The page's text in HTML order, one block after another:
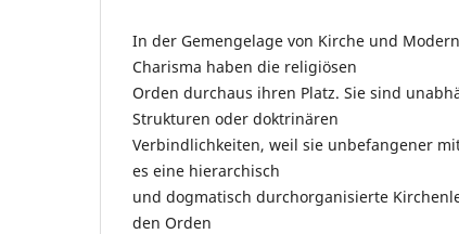
In der Gemengelage von Kirche und
Charisma haben die religiösen
Orden durchaus ihren Platz. Sie sind
Strukturen oder doktrinären
Verbindlichkeiten, weil sie unbefangener
es eine hierarchisch
und dogmatisch durchorganisierte
den Orden